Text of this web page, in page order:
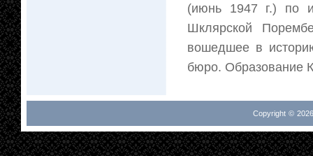
(июнь 1947 г.) по
Шклярской
вошедшее в
бюро. Образование
Copyright ©